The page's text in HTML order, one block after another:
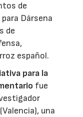
de
Dársena
de
español.
para la
fue
una